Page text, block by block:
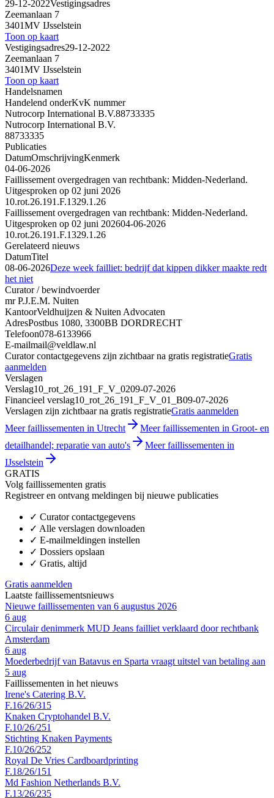
29-12-2022Vestigingsadres
Zeemanlaan 7
3401MV IJsselstein
Toon op kaart
Vestigingsadres29-12-2022
Zeemanlaan 7
3401MV IJsselstein
Toon op kaart
Handelsnamen
Handelend onderKvK nummer
Nutrocorp International B.V.88733335
Nutrocorp International B.V.
88733335
Publicaties
DatumOmschrijvingKenmerk
04-06-2026
Faillissement overgedragen van rechtbank: Midden-Nederland.
Uitgesproken op 02 juni 2026
10.rot.26.191.F.1329.1.26
Faillissement overgedragen van rechtbank: Midden-Nederland.
Uitgesproken op 02 juni 202604-06-2026
10.rot.26.191.F.1329.1.26
Gerelateerd nieuws
DatumTitel
08-06-2026Deze week failliet: bedrijf dat kippen dikker maakte redt
het niet
Curator / bewindvoerder
mr P.J.E.M. Nuiten
KantoorVeldhuijzen & Nuiten Advocaten
AdresPostbus 1080, 3300BB DORDRECHT
Telefoon078-6133966
E-mailmail@veldlaw.nl
Curator contactgegevens zijn zichtbaar na gratis registratieGratis
aanmelden
Verslagen
Verslag10_rot_26_191_F_V_0209-07-2026
Financieel verslag10_rot_26_191_F_V_01_B09-07-2026
Verslagen zijn zichtbaar na gratis registratieGratis aanmelden
Meer faillissementen in Utrecht
Meer faillissementen in Groot- en
detailhandel; reparatie van auto's
Meer faillissementen in
IJsselstein
GRATIS
Volg faillissementen gratis
Registreer en ontvang meldingen bij nieuwe publicaties
✓ Curator contactgegevens
✓ Alle verslagen downloaden
✓ E-mailmeldingen instellen
✓ Dossiers opslaan
✓ Gratis, altijd
Gratis aanmelden
Laatste faillissementsnieuws
Nieuwe faillissementen van 6 augustus 2026
6 aug
Circulair denimmerk MUD Jeans failliet verklaard door rechtbank
Amsterdam
6 aug
Moederbedrijf van Batavus en Sparta vraagt uitstel van betaling aan
5 aug
Faillissementen in het nieuws
Irene's Catering B.V.
F.16/26/315
Knaken Cryptohandel B.V.
F.10/26/251
Stichting Knaken Payments
F.10/26/252
Royal De Vries Cardboardprinting
F.18/26/151
Md Fashion Netherlands B.V.
F.13/26/235